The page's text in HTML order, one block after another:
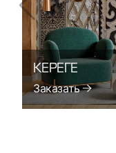
КЕРЕГЕ
Заказать